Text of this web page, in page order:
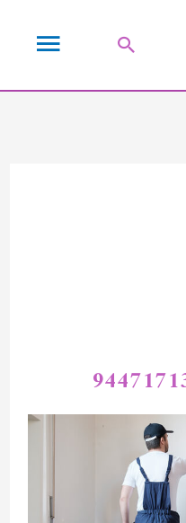
القائمة
البحث